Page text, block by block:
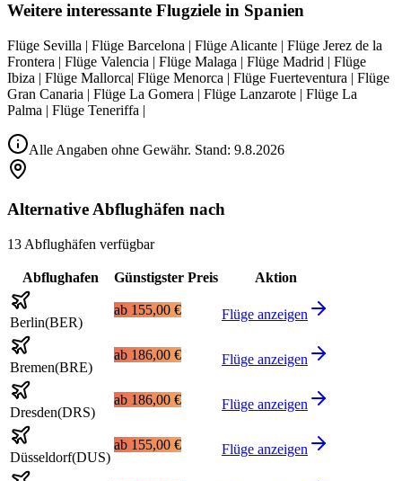
Weitere interessante Flugziele in Spanien
Flüge Sevilla | Flüge Barcelona | Flüge Alicante | Flüge Jerez de la
Frontera | Flüge Valencia | Flüge Malaga | Flüge Madrid | Flüge
Ibiza | Flüge Mallorca| Flüge Menorca | Flüge Fuerteventura | Flüge
Gran Canaria | Flüge La Gomera | Flüge Lanzarote | Flüge La
Palma | Flüge Teneriffa |
Alle Angaben ohne Gewähr. Stand: 9.8.2026
Alternative Abflughäfen nach
13 Abflughäfen verfügbar
Abflughafen Günstigster Preis Aktion
Berlin(BER)
ab 155,00 € Flüge anzeigen
Bremen(BRE)
ab 186,00 € Flüge anzeigen
Dresden(DRS)
ab 186,00 € Flüge anzeigen
Düsseldorf(DUS)
ab 155,00 € Flüge anzeigen